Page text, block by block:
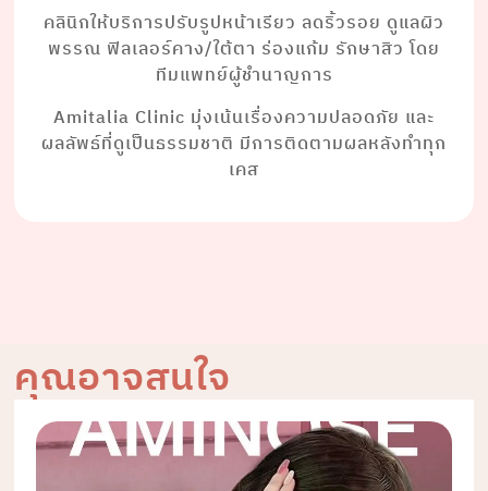
คลินิกให้บริการปรับรูปหน้าเรียว ลดริ้วรอย ดูแลผิว
พรรณ ฟิลเลอร์คาง/ใต้ตา ร่องแก้ม รักษาสิว โดย
ทีมแพทย์ผู้ชำนาญการ
Amitalia Clinic มุ่งเน้นเรื่องความปลอดภัย และ
ผลลัพธ์ที่ดูเป็นธรรมชาติ มีการติดตามผลหลังทำทุก
เคส
คุณอาจสนใจ